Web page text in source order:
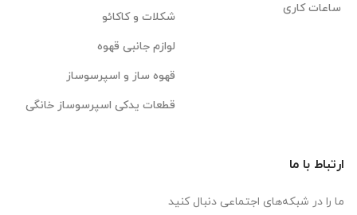
ساعات کاری
شکلات و کاکائو
لوازم جانبی قهوه
قهوه ساز و اسپرسوساز
قطعات یدکی اسپرسوساز خانگی
ارتباط با ما
ما را در شبکه‌های اجتماعی دنبال کنید